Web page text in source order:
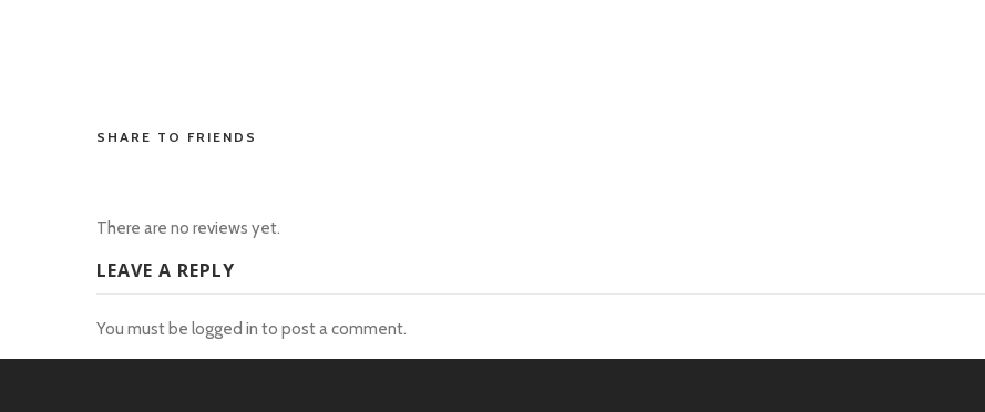
SHARE TO FRIENDS
There are no reviews yet.
LEAVE A REPLY
You must be logged in to post a comment.